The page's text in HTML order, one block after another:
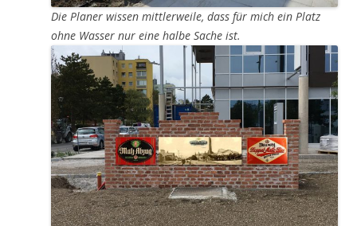
Die Planer wissen mittlerweile, dass für mich ein Platz
ohne Wasser nur eine halbe Sache ist.